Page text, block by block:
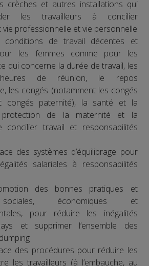
crèches et autres installations qui
les travailleurs à concilier
professionnelle et vie personnelle
conditions de travail décentes et
les femmes comme pour les
qui concerne la durée de travail, les
de réunion, le repos
les congés (notamment les congés
congés paternité), la santé et la
de la maternité et la
concilier travail et responsabilités
des systèmes d’équilibrage pour
salariales à responsabilités
des bonnes pratiques et
économiques et
pour réduire les inégalités
et supprimer l’ensemble des
des procédures pour réduire les
les travailleurs (à l’embauche, au